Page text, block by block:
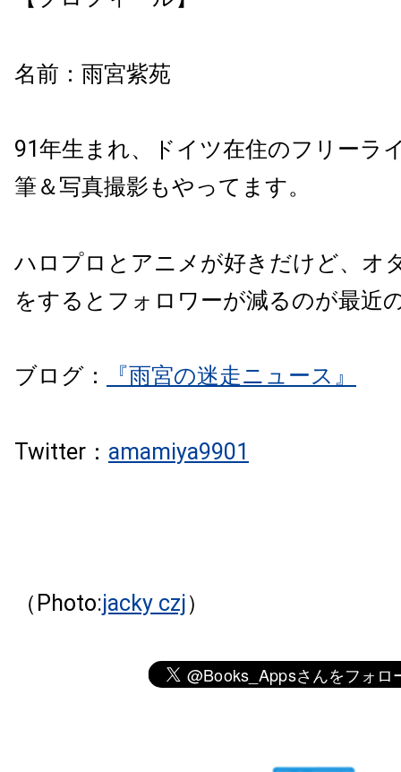
名前：雨宮紫苑
91年生まれ、ドイツ在住のフリーラ
筆＆写真撮影もやってます。
ハロプロとアニメが好きだけど、 オ
をするとフォロワーが減るのが最近
ブログ： 『雨宮の迷走ニュース』
Twitter： amamiya9901
（Photo:jacky czj）